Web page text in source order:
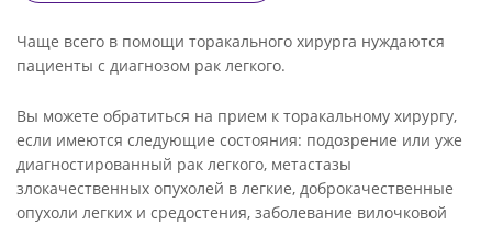
Чаще всего в помощи торакального хирурга нуждаются
пациенты с диагнозом рак легкого.
Вы можете обратиться на прием к торакальному хирургу,
если имеются следующие состояния: подозрение или уже
диагностированный рак легкого, метастазы
злокачественных опухолей в легкие, доброкачественные
опухоли легких и средостения, заболевание вилочковой